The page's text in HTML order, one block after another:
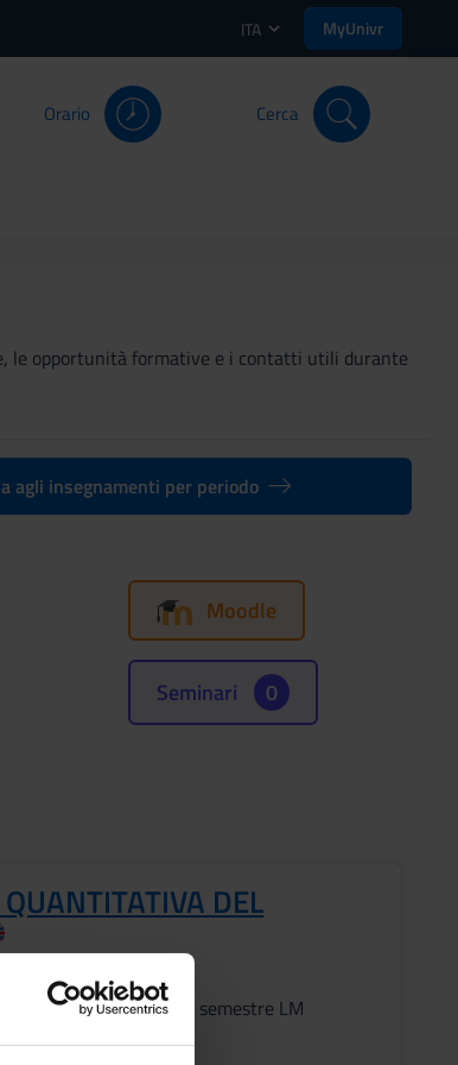
ITA MyUnivr
Orario Cerca
le opportunità formative e i contatti utili durante
agli insegnamenti per periodo
Moodle
Seminari 0
DEL
Periodo
Secondo semestre LM